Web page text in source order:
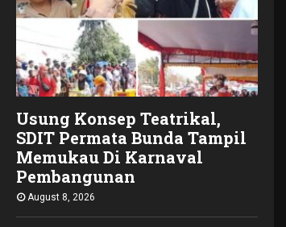
Usung Konsep Teatrikal,
SDIT Permata Bunda Tampil
Memukau Di Karnaval
Pembangunan
August 8, 2026